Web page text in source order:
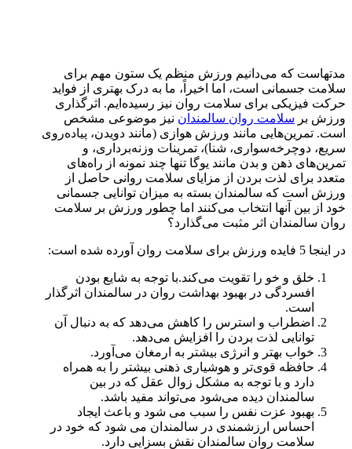
مدتهاست که می‌دانیم ورزش منظم یک ستون مهم برای
سلامت جسمانی است، اما اخیراً، ما به درک بهتری از فواید
حرکت فیزیکی برای سلامت روان نیز رسیده‌ایم. اثرگذاری
ورزش بر سلامت روان سالمندان نیز موضوعی مشخص
است. تمرین‌هایی مانند ورزش هوازی (مانند دویدن، پیاده‌روی
سریع، دوچرخه‌سواری، شنا)، تمرینات وزنه‌برداری، و
تمرین‌های ذهن و بدن مانند یوگا تنها چند نمونه از راه‌های
متعدد برای لذت بردن از مزایای سلامت روانی حاصل از
ورزش است که سالمندان بسته به میزان توانایی جسمانی
خود از بین آنها انتخاب می‌کنند اما چطور ورزش بر سلامت
روان سالمندان اثر مثبت می‌گذارد؟
در اینجا 5 فایده ورزش برای سلامت روان آورده شده است:
خلق و خو را تقویت می‌کند.با توجه به شایع بودن
افسردگی در بهبود بهداشت روان در سالمندان اثرگذار
است.
اضطراب و استرس را کاهش می‌دهد که به دنبال آن
توانایی لذت بردن را افزایش می‌دهد.
خواب بهتر و انرژی بیشتر به ارمغان می‌آورد.
حافظه قوی‌تر و هوشیاری ذهنی بیشتر را به همراه
دارد و با توجه به مشکل زوال عقل که در بین
سالمندان دیده می‌شود می‌تواند مفید باشد.
بهبود عزت نفس را سبب می شود و باعث ایجاد
احساس ارزشمندی در سالمندان می شود که خود در
سلامت روان سالمندان نقش بسزایی دارد.